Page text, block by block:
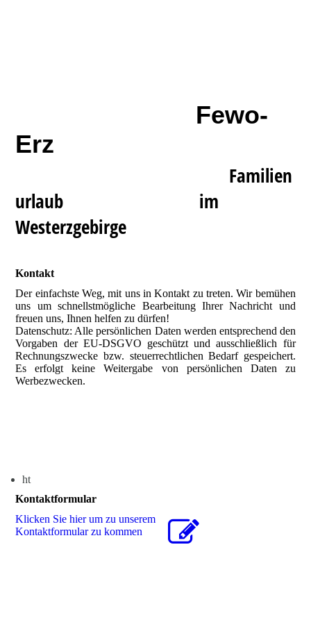
Fewo-
Erz
Familien
urlaub im
Westerzgebirge
Kontakt
Der einfachste Weg, mit uns in Kontakt zu treten. Wir bemühen
uns um schnellstmögliche Bearbeitung Ihrer Nachricht und
freuen uns, Ihnen helfen zu dürfen!
Datenschutz: Alle persönlichen Daten werden entsprechend den
Vorgaben der EU-DSGVO geschützt und ausschließlich für
Rechnungszwecke bzw. steuerrechtlichen Bedarf gespeichert.
Es erfolgt keine Weitergabe von persönlichen Daten zu
Werbezwecken.
ht
Kontaktformular
Klicken Sie hier um zu unserem
Kon­takt­for­mu­lar zu kommen